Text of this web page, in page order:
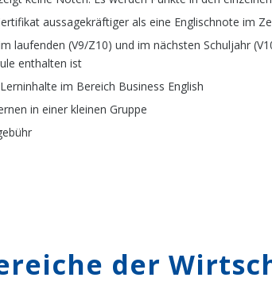
aussagekräftiger als eine Englischnote im
laufenden (V9/Z10) und im nächsten Schuljahr
enthalten ist
im Bereich Business English
in einer kleinen Gruppe
der